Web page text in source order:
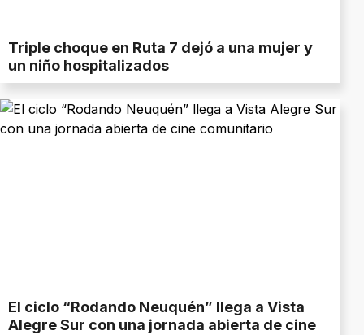
Triple choque en Ruta 7 dejó a una mujer y
un niño hospitalizados
El ciclo “Rodando Neuquén” llega a Vista
Alegre Sur con una jornada abierta de cine